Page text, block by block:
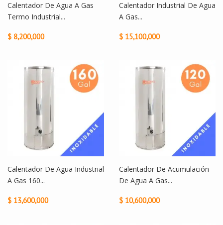
Calentador De Agua A Gas
Termo Industrial...
$ 8,200,000
Calentador Industrial De Agua
A Gas...
$ 15,100,000
Calentador De Agua Industrial
A Gas 160...
$ 13,600,000
Calentador De Acumulación
De Agua A Gas...
$ 10,600,000